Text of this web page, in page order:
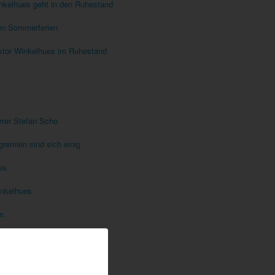
geht in den Ruhestand
Sommerferien
Winkelhues im Ruhestand
Stefan Scho
sind sich einig